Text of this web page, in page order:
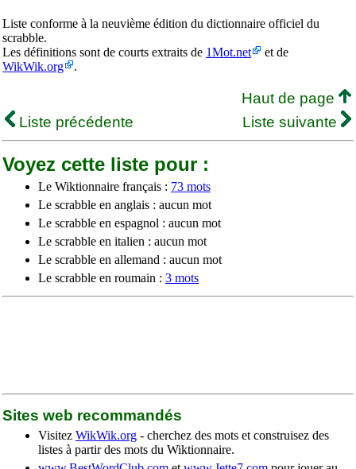
Liste conforme à la neuvième édition du dictionnaire officiel du
scrabble.
Les définitions sont de courts extraits de 1Mot.net
et de
WikWik.org
.
Haut de page
Liste précédente
Liste suivante
Voyez cette liste pour :
Le Wiktionnaire français : 73 mots
Le scrabble en anglais : aucun mot
Le scrabble en espagnol : aucun mot
Le scrabble en italien : aucun mot
Le scrabble en allemand : aucun mot
Le scrabble en roumain : 3 mots
Sites web recommandés
Visitez WikWik.org - cherchez des mots et construisez des
listes à partir des mots du Wiktionnaire.